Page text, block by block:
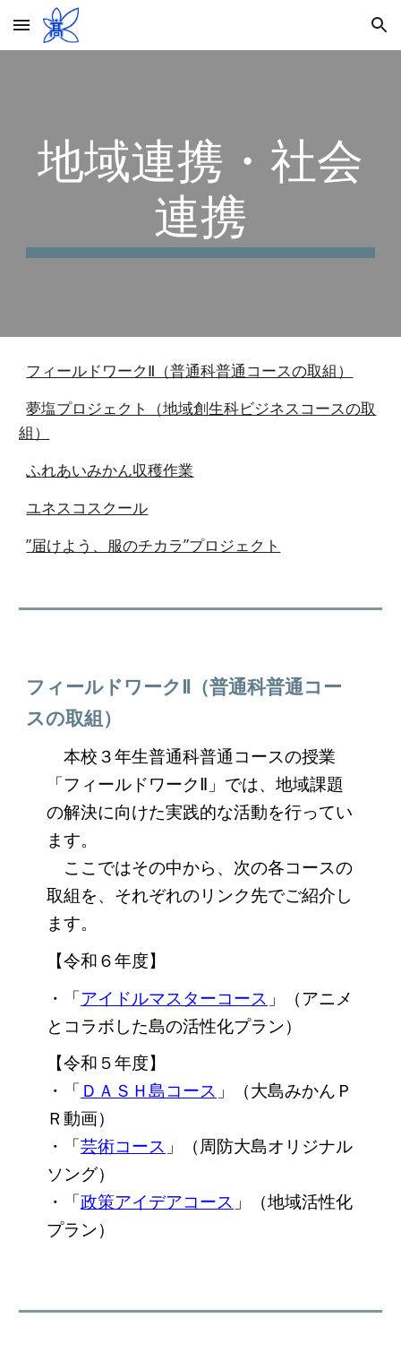
Skip to main content Skip to navigation
地域連携・社会
連携
フィールドワークⅡ（普通科普通コースの取組）
夢塩プロジェクト（地域創生科ビジネスコースの取
組）
ふれあいみかん収穫作業
ユネスコスクール
”届けよう、服のチカラ”プロジェクト
フィールドワークⅡ（普通科普通コー
スの取組）
本校３年生普通科普通コースの授業
「フィールドワークⅡ」では、地域課題
の解決に向けた実践的な活動を行ってい
ます。
ここではその中から、次の各コースの
取組を、それぞれのリンク先でご紹介し
ます。
【令和６年度】
・「アイドルマスターコース 」（アニメ
とコラボした島の活性化プラン）
【令和５年度】
・「 ＤＡＳＨ島コース 」
（大島みかんＰ
Ｒ動画）
・
「芸術コース 」（周防大島オリジナル
ソング）
・
「政策アイデアコース 」
（地域活性化
プラン）